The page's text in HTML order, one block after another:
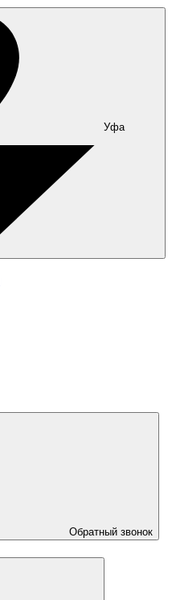
Уфа
Обратный звонок